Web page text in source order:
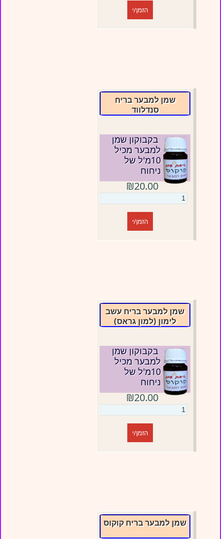
הזמן/י
שמן למבער בריח
סנדלווד
בקבוקון שמן
למבער מכיל
10מ'ל של
ניחוח
₪20.00
הזמן/י
שמן למבער בריח עשב
לימון (למון גראס)
בקבוקון שמן
למבער מכיל
10מ'ל של
ניחוח
₪20.00
הזמן/י
שמן למבער בריח קוקוס